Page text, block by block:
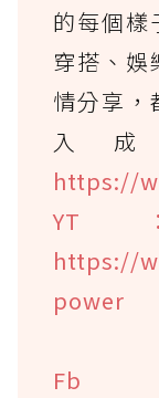
的每個樣
穿搭、娛
情分享，
入
https://
YT
https://
power